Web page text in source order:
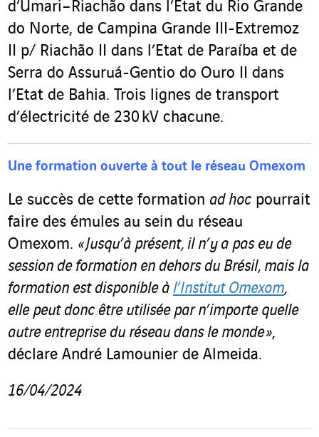
d’Umari–Riachão dans l’Etat du Rio Grande
do Norte, de Campina Grande III-Extremoz
II p/ Riachão II dans l’Etat de Paraíba et de
Serra do Assuruá-Gentio do Ouro II dans
l’Etat de Bahia. Trois lignes de transport
d’électricité de 230 kV chacune.
Une formation ouverte à tout le réseau Omexom
Le succès de cette formation ad hoc pourrait
faire des émules au sein du réseau
Omexom. « Jusqu’à présent, il n’y a pas eu de
session de formation en dehors du Brésil, mais la
formation est disponible à l’Institut Omexom,
elle peut donc être utilisée par n’importe quelle
autre entreprise du réseau dans le monde »,
déclare André Lamounier de Almeida.
16/04/2024